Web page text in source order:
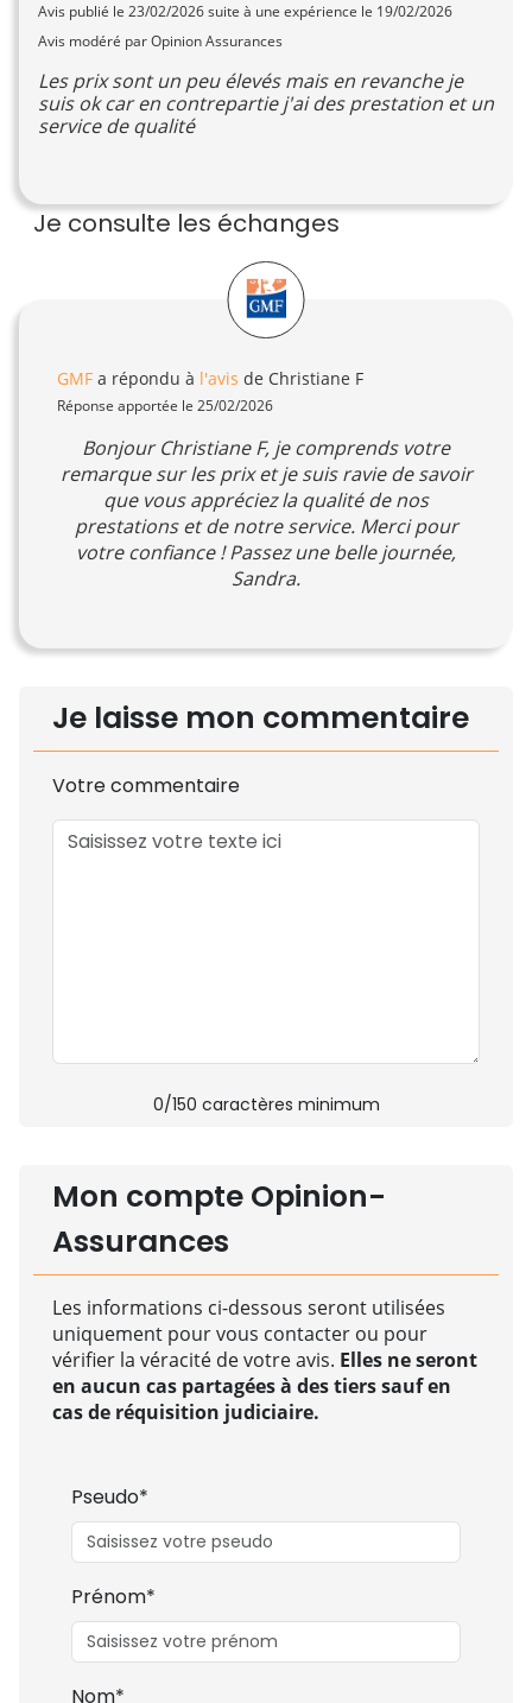
Avis publié le 23/02/2026suite à une expérience le 19/02/2026
Avis modéré par Opinion Assurances
Les prix sont un peu élevés mais en revanche je
suis ok car en contrepartie j'ai des prestation et un
service de qualité
Je consulte les échanges
GMF a répondu à l'avis de Christiane F
Réponse apportée le 25/02/2026
Bonjour Christiane F, je comprends votre
remarque sur les prix et je suis ravie de savoir
que vous appréciez la qualité de nos
prestations et de notre service. Merci pour
votre confiance ! Passez une belle journée,
Sandra.
Je laisse mon commentaire
Votre commentaire
0/150 caractères minimum
Mon compte Opinion-
Assurances
Les informations ci-dessous seront utilisées
uniquement pour vous contacter ou pour
vérifier la véracité de votre avis. Elles ne seront
en aucun cas partagées à des tiers sauf en
cas de réquisition judiciaire.
Pseudo*
Prénom*
Nom*